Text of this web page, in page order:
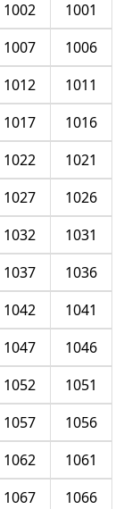
1001
1002
1006
1007
1011
1012
1016
1017
1021
1022
1026
1027
1031
1032
1036
1037
1041
1042
1046
1047
1051
1052
1056
1057
1061
1062
1066
1067